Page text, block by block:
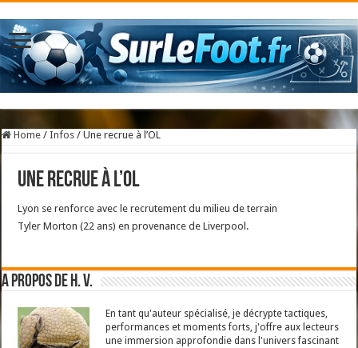
Home / Infos / Une recrue à l’OL
Une recrue à l’OL
Lyon se renforce avec le recrutement du milieu de terrain
Tyler Morton (22 ans) en provenance de Liverpool.
A propos de H. V.
En tant qu'auteur spécialisé, je décrypte tactiques,
performances et moments forts, j'offre aux lecteurs
une immersion approfondie dans l'univers fascinant